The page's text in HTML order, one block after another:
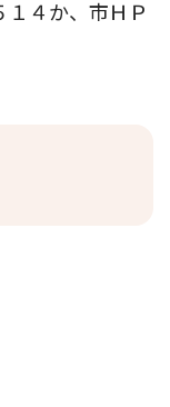
４か、市ＨＰ